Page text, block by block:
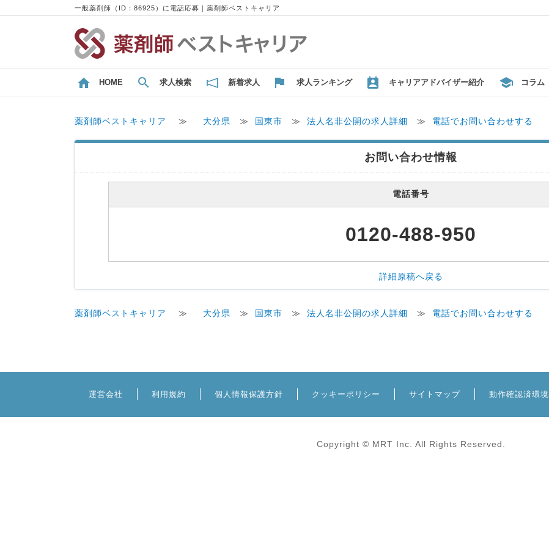
一般薬剤師（ID：86925）に電話応募｜薬剤師ベストキャリア
HOME 求人検索 新着求人 求人ランキング キャリアアドバイザー紹介 コラム
薬剤師ベストキャリア ≫ 大分県 ≫ 国東市 ≫ 法人名非公開の求人詳細 ≫ 電話でお問い合わせする
お問い合わせ情報
電話番号
0120-488-950
詳細原稿へ戻る
薬剤師ベストキャリア ≫ 大分県 ≫ 国東市 ≫ 法人名非公開の求人詳細 ≫ 電話でお問い合わせする
運営会社 利用規約 個人情報保護方針 クッキーポリシー サイトマップ 動作確認済環境
Copyright © MRT Inc. All Rights Reserved.